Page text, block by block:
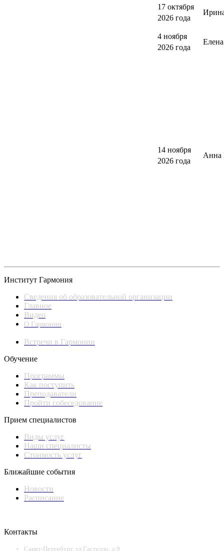
17 октября
2026 года
4 ноября
2026 года
14 ноября
2026 года
Анна
Институт Гармония
Сведения об образовательной организации
Главное
Видео
О Гармонии
Встречи в Гармонии
Обучение
Программы
Как поступить
Преподаватели
Пройти собеседование
Прием специалистов
Виды услуг
Наши специалисты
Стоимость услуг
Ближайшие события
Новости
Расписание
Контакты
Санкт-Петербург, ул.Гастелло, д.9